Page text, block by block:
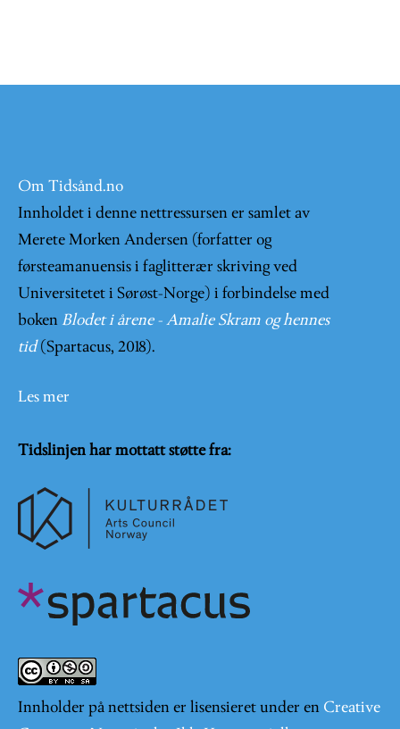
Om Tidsånd.no
Innholdet i denne nettressursen er samlet av
Merete Morken Andersen (forfatter og
førsteamanuensis i faglitterær skriving ved
Universitetet i Sørøst-Norge) i forbindelse med
boken Blodet i årene - Amalie Skram og hennes
tid (Spartacus, 2018).
Les mer
Tidslinjen har mottatt støtte fra:
Innholder på nettsiden er lisensieret under en Creative